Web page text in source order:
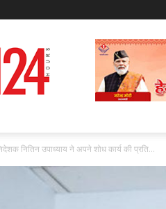
नितिन उपाध्याय ने अपने शोध कार्य की प्रति...